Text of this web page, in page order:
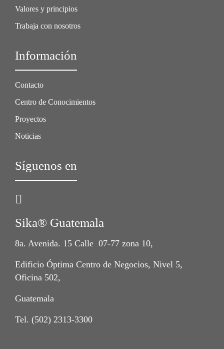
Valores y principios
Trabaja con nosotros
Información
Contacto
Centro de Conocimientos
Proyectos
Noticias
Síguenos en
Sika® Guatemala
8a. Avenida. 15 Calle 07-77 zona 10,
Edificio Óptima Centro de Negocios, Nivel 5,
Oficina 502,
Guatemala
Tel. (502) 2313-3300